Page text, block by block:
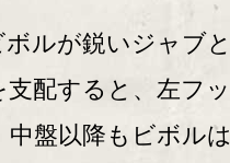
ルが鋭いジャブ
配すると、左フ
盤以降もビボル